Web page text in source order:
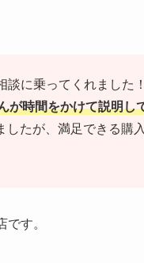
に乗ってくれました
が時間をかけて説明し
たが、満足できる購
す。